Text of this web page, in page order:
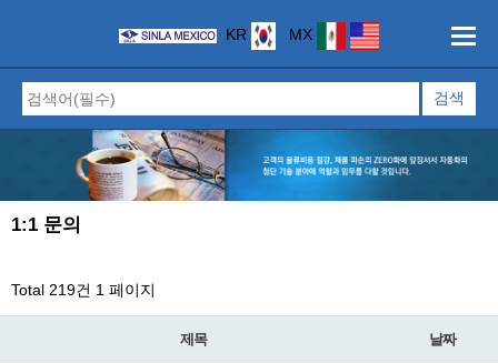
KR MX
1:1 문의
Total 219건 1 페이지
제목 날짜